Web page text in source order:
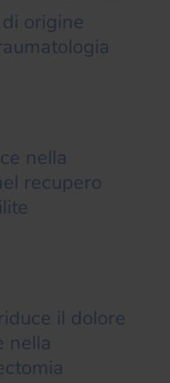
origine
nella
recupero
il dolore
nella